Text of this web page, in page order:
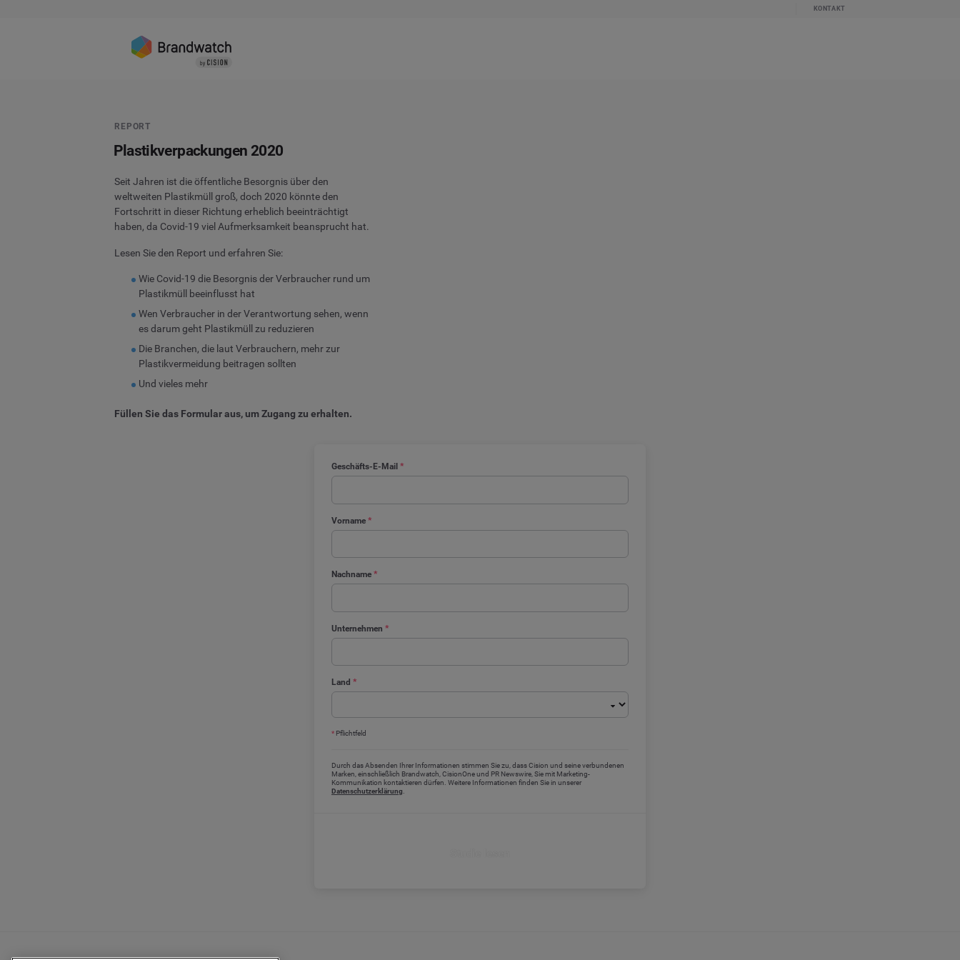
KONTAKT
Geschäfts-E-Mail *
Vorname *
Nachname *
Unternehmen *
Land *
* Pflichtfeld
Durch das Absenden Ihrer Informationen stimmen Sie zu, dass Cision und seine verbundenen
Marken, einschließlich Brandwatch, CisionOne und PR Newswire, Sie mit Marketing-
Kommunikation kontaktieren dürfen. Weitere Informationen finden Sie in unserer
Datenschutzerklärung
REPORT
Plastikverpackungen 2020
Seit Jahren ist die öffentliche Besorgnis über den
weltweiten Plastikmüll groß, doch 2020 könnte den
Fortschritt in dieser Richtung erheblich beeinträchtigt
haben, da Covid-19 viel Aufmerksamkeit beansprucht hat.
Lesen Sie den Report und erfahren Sie:
Wie Covid-19 die Besorgnis der Verbraucher rund um
Plastikmüll beeinflusst hat
Wen Verbraucher in der Verantwortung sehen, wenn
es darum geht Plastikmüll zu reduzieren
Die Branchen, die laut Verbrauchern, mehr zur
Plastikvermeidung beitragen sollten
Und vieles mehr
Füllen Sie das Formular aus, um Zugang zu erhalten.